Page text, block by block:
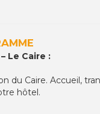
Le Caire :
du Caire. Accueil,
hôtel.